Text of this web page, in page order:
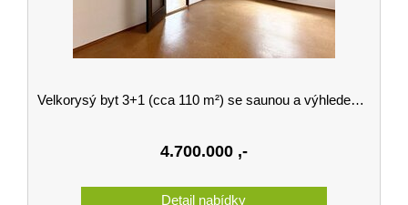
Velkorysý byt 3+1 (cca 110 m²) se saunou a výhledem do parku v srdci Františkových Lázní
4.700.000 ,-